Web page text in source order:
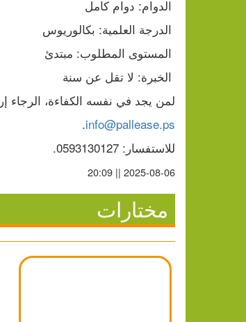
لمن يجد في نفسه الكفاءة، الرجاء
info@pallease.ps
.
للاستفسار: 0593130127.
2025-08-06 || 20:09
مختارات